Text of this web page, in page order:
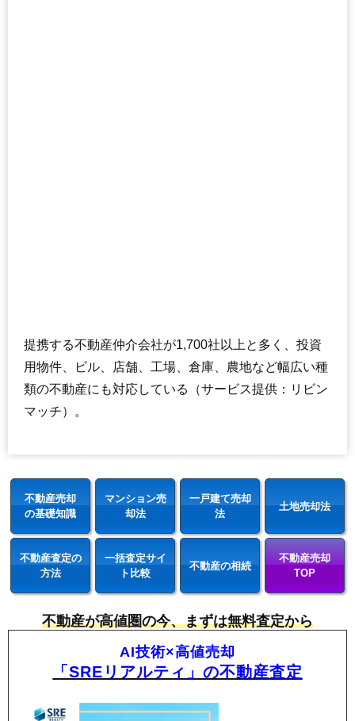
提携する不動産仲介会社が1,700社以上と多く、投資
用物件、ビル、店舗、工場、倉庫、農地など幅広い種
類の不動産にも対応している（サービス提供：リビン
マッチ）。
不動産売却
の基礎知識
マンション売
却法
一戸建て売却
法
土地売却法
不動産査定の
方法
一括査定サイ
ト比較
不動産の相続
不動産売却
TOP
不動産が高値圏の今、まずは無料査定から
AI技術×高値売却
「SREリアルティ」の不動産査定